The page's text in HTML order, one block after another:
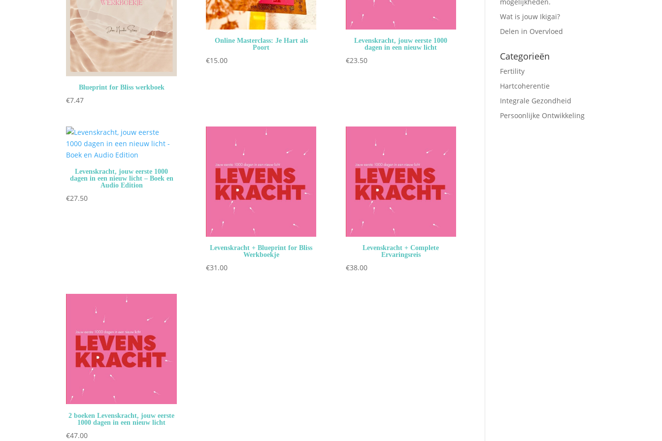
Blueprint for Bliss werkboek
€7.47
Online Masterclass: Je Hart als
Poort
€15.00
Levenskracht, jouw eerste 1000
dagen in een nieuw licht
€23.50
Levenskracht, jouw eerste 1000
dagen in een nieuw licht – Boek en
Audio Edition
€27.50
Levenskracht + Blueprint for Bliss
Werkboekje
€31.00
Levenskracht + Complete
Ervaringsreis
€38.00
2 boeken Levenskracht, jouw eerste
1000 dagen in een nieuw licht
€47.00
Wat is jouw Ikigai?
Delen in Overvloed
Categorieën
Fertility
Hartcoherentie
Integrale Gezondheid
Persoonlijke Ontwikkeling